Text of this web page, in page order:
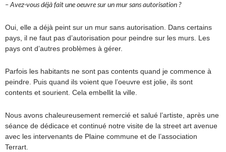
– Avez-vous déjà fait une oeuvre sur un mur sans autorisation ?
Oui, elle a déjà peint sur un mur sans autorisation. Dans certains
pays, il ne faut pas d’autorisation pour peindre sur les murs. Les
pays ont d’autres problèmes à gérer.
Parfois les habitants ne sont pas contents quand je commence à
peindre. Puis quand ils voient que l’oeuvre est jolie, ils sont
contents et sourient. Cela embellit la ville.
Nous avons chaleureusement remercié et salué l’artiste, après une
séance de dédicace et continué notre visite de la street art avenue
avec les intervenants de Plaine commune et de l’association
Terrart.